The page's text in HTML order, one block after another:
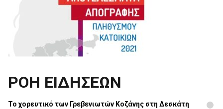
ΡΟΗ ΕΙΔΗΣΕΩΝ
Το χορευτικό των Γρεβενιωτών Κοζάνης στη Δεσκάτη